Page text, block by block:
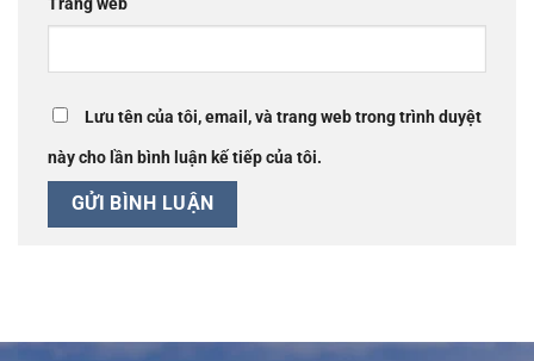
Trang web
Lưu tên của tôi, email, và trang web trong trình duyệt
này cho lần bình luận kế tiếp của tôi.